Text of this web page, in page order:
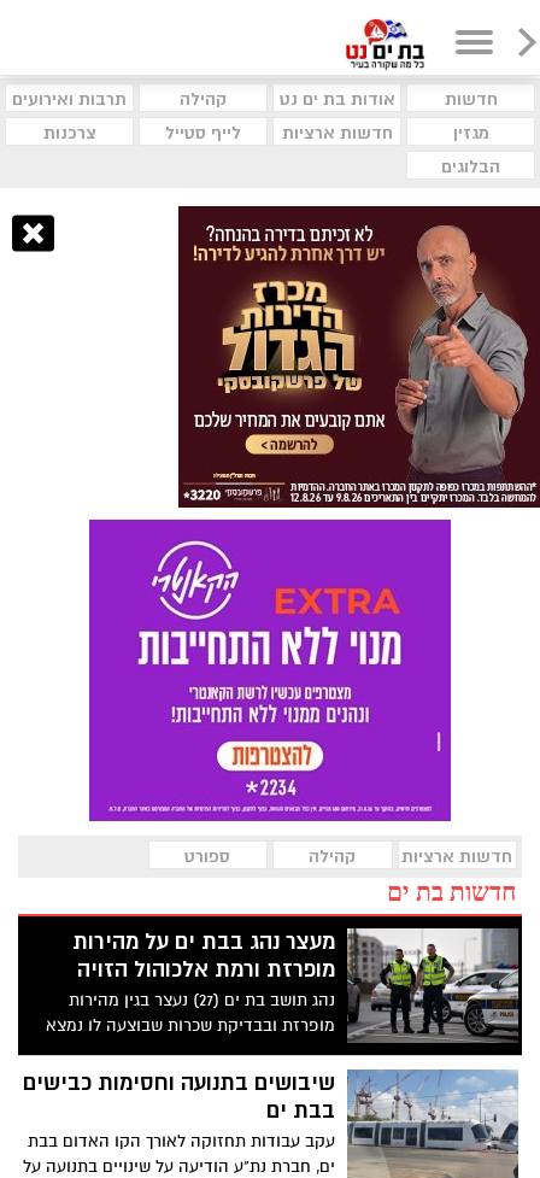
חדשות אודות בת ים נט קהילה
תרבות ואירועים
מגזין
חדשות ארציות לייף סטייל
צרכנות
הבלוגים
חדשות ארציות קהילה ספורט
חדשות בת ים
מעצר נהג בבת ים על מהירות
מופרזת ורמת אלכוהול הזויה
נהג תושב בת ים (27) נעצר בגין מהירות
מופרזת ובבדיקת שכרות שבוצעה לו נמצא
432 מ"ג אלכוהול!
שיבושים בתנועה וחסימות כבישים
בבת ים
עקב עבודות תחזוקה לאורך הקו האדום בבת
ים, חברת נת"ע הודיעה על שינויים בתנועה על